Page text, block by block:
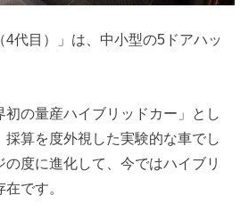
4代目）」は、中小型の5ドアハッ
の量産ハイブリッドカー」とし
採算を度外視した実験的な車でし
度に進化して、今ではハイブリ
です。